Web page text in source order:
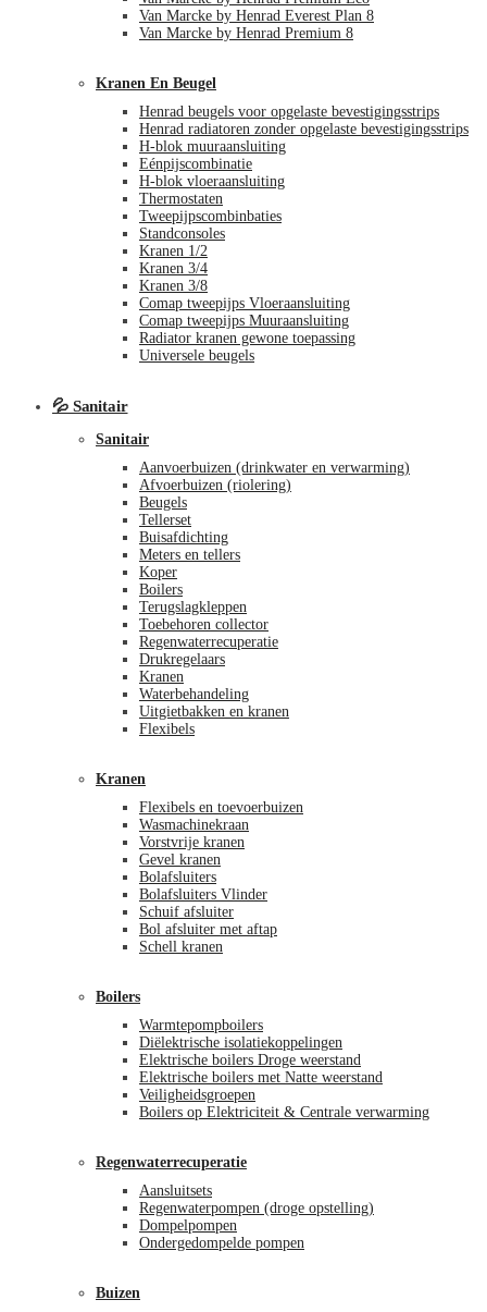
Van Marcke by Henrad Everest Plan 8
Van Marcke by Henrad Premium 8
Kranen En Beugel
Henrad beugels voor opgelaste bevestigingsstrips
Henrad radiatoren zonder opgelaste bevestigingsstrips
H-blok muuraansluiting
Eénpijscombinatie
H-blok vloeraansluiting
Thermostaten
Tweepijpscombinbaties
Standconsoles
Kranen 1/2
Kranen 3/4
Kranen 3/8
Comap tweepijps Vloeraansluiting
Comap tweepijps Muuraansluiting
Radiator kranen gewone toepassing
Universele beugels
💦 Sanitair
Sanitair
Aanvoerbuizen (drinkwater en verwarming)
Afvoerbuizen (riolering)
Beugels
Tellerset
Buisafdichting
Meters en tellers
Koper
Boilers
Terugslagkleppen
Toebehoren collector
Regenwaterrecuperatie
Drukregelaars
Kranen
Waterbehandeling
Uitgietbakken en kranen
Flexibels
Kranen
Flexibels en toevoerbuizen
Wasmachinekraan
Vorstvrije kranen
Gevel kranen
Bolafsluiters
Bolafsluiters Vlinder
Schuif afsluiter
Bol afsluiter met aftap
Schell kranen
Boilers
Warmtepompboilers
Diëlektrische isolatiekoppelingen
Elektrische boilers Droge weerstand
Elektrische boilers met Natte weerstand
Veiligheidsgroepen
Boilers op Elektriciteit & Centrale verwarming
Regenwaterrecuperatie
Aansluitsets
Regenwaterpompen (droge opstelling)
Dompelpompen
Ondergedompelde pompen
Buizen